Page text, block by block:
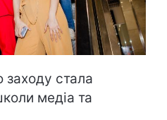
стала
медіа та